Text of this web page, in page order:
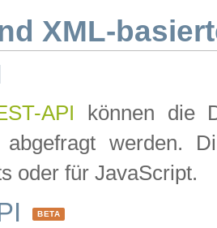
XML-
API können die
abgefragt werden.
oder für JavaScript.
BETA